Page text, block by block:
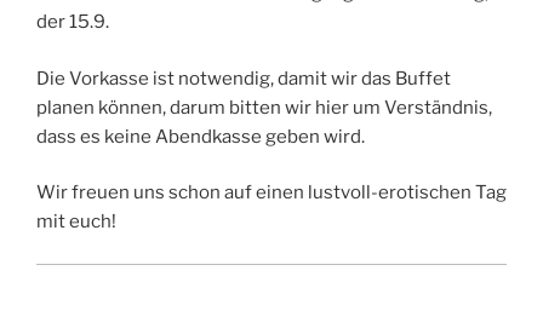
der 15.9.
Die Vorkasse ist notwendig, damit wir das Buffet
planen können, darum bitten wir hier um Verständnis,
dass es keine Abendkasse geben wird.
Wir freuen uns schon auf einen lustvoll-erotischen Tag
mit euch!